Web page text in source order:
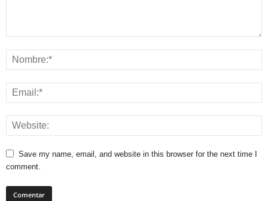
Save my name, email, and website in this browser for the next time I
comment.